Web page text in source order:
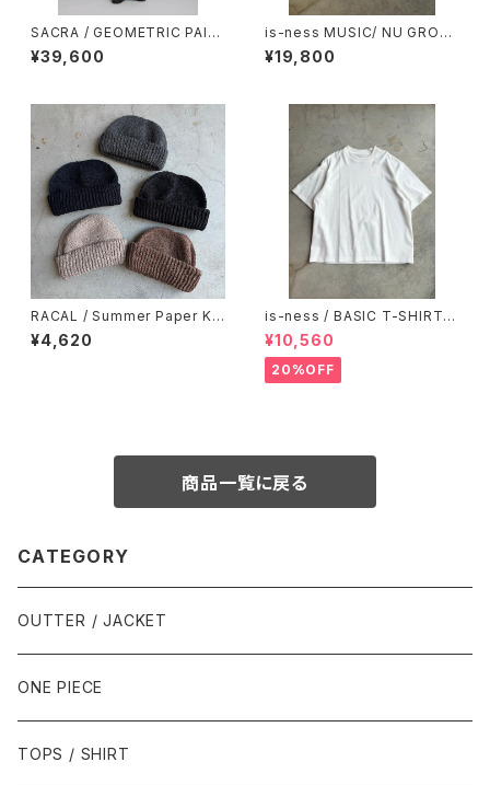
SACRA / GEOMETRIC PAIN
TING PANTS
¥39,600
is-ness MUSIC/ NU GROO
VE SWEATSHIRT
¥19,800
RACAL / Summer Paper Kni
t Roll Watch / サマー和紙ニッ
トロールワッチ
¥4,620
is-ness / BASIC T-SHIRT
WHITE
¥10,560
20%OFF
商品一覧に戻る
CATEGORY
OUTTER / JACKET
ONE PIECE
TOPS / SHIRT